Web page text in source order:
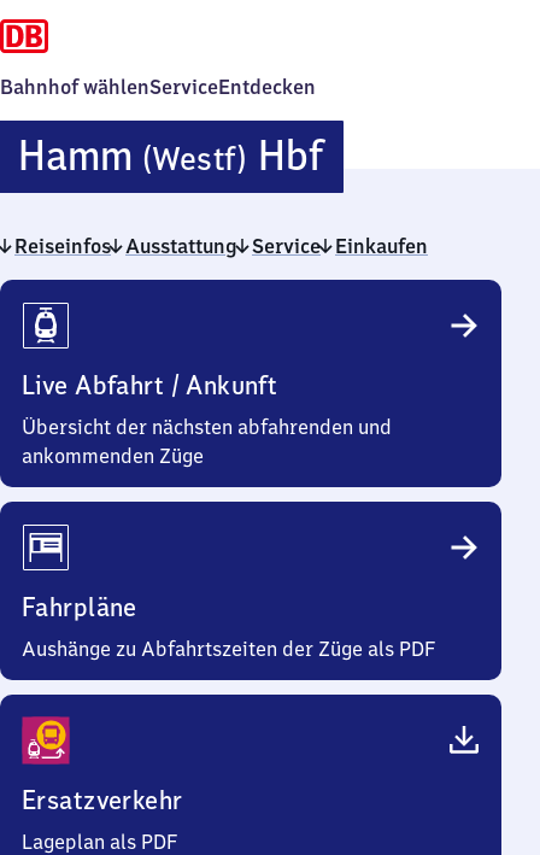
Bahnhof wählenServiceEntdecken
Hamm (Westf) HbfHamm
(Westfalen)
Reiseinfos Ausstattung Service Einkaufen
Reiseinfos
Live Abfahrt / Ankunft
Übersicht der nächsten abfahrenden und
ankommenden Züge
Fahrpläne
Aushänge zu Abfahrtszeiten der Züge als PDF
Ersatzverkehr
Lageplan als PDF